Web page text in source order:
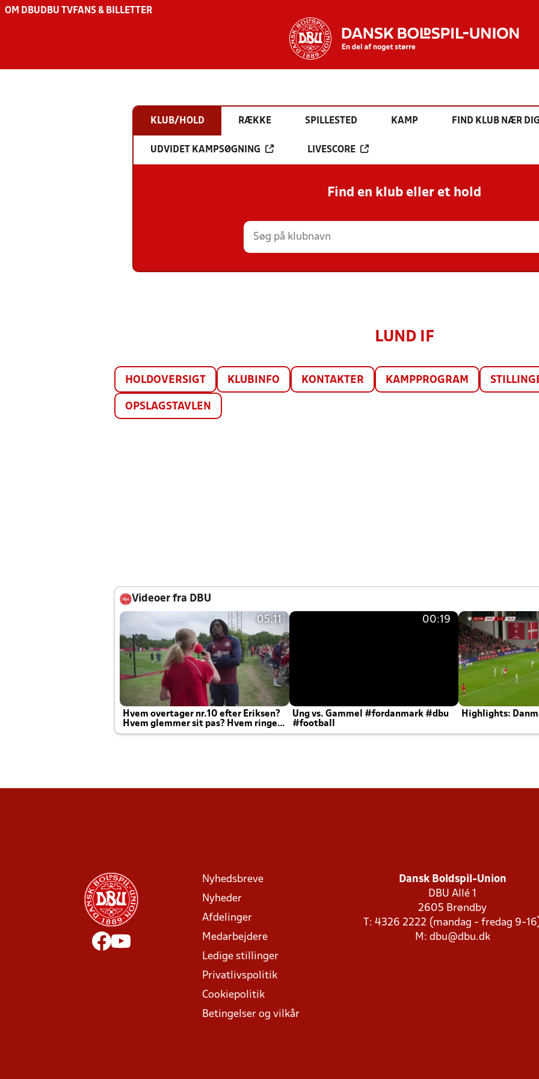
OM DBU DBU TV FANS & BILLETTER
KLUB/HOLD RÆKKE SPILLESTED KAMP FIND KLUB NÆR DIG
UDVIDET KAMPSØGNING LIVESCORE
Find en klub eller et hold
LUND IF
HOLDOVERSIGT KLUBINFO KONTAKTER KAMPPROGRAM
OPSLAGSTAVLEN
Videoer fra DBU
05:11
Hvem overtager nr.10 efter Eriksen?
Hvem glemmer sit pas? Hvem ringer
Joachim altid til efter kampe?
00:19
Ung vs. Gammel #fordanmark #dbu
#football
Highlights:
Nyhedsbreve
Nyheder
Afdelinger
Medarbejdere
Ledige stillinger
Privatlivspolitik
Cookiepolitik
Betingelser og vilkår
Dansk Boldspil-Union
DBU Allé 1
2605 Brøndby
T: 4326 2222 (mandag - fredag 9-
M: dbu@dbu.dk